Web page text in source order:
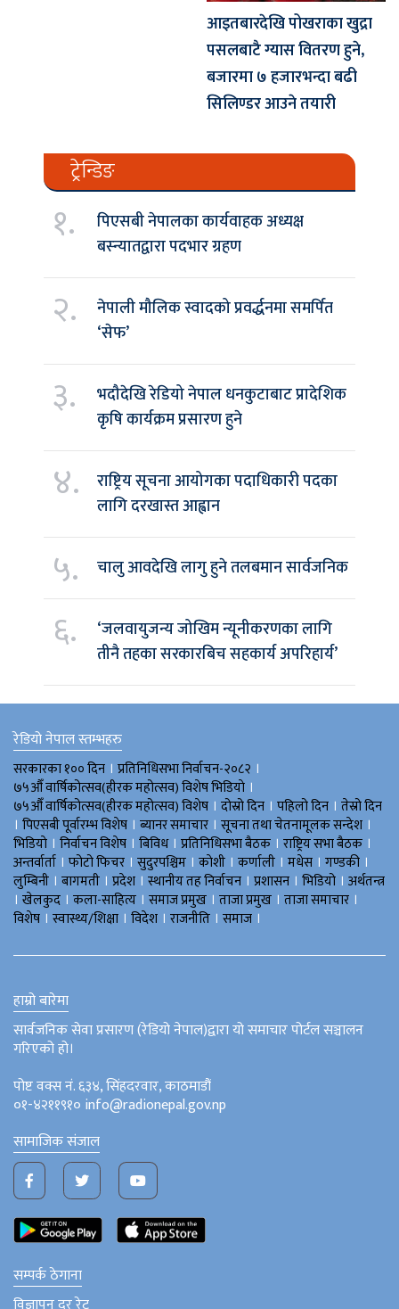
आइतबारदेखि पोखराका खुद्रा
पसलबाटै ग्यास वितरण हुने,
बजारमा ७ हजारभन्दा बढी
सिलिण्डर आउने तयारी
ट्रेन्डिङ
१.
पिएसबी नेपालका कार्यवाहक अध्यक्ष
बस्न्यातद्वारा पदभार ग्रहण
२.
नेपाली मौलिक स्वादको प्रवर्द्धनमा समर्पित
‘सेफ’
३.
भदौदेखि रेडियो नेपाल धनकुटाबाट प्रादेशिक
कृषि कार्यक्रम प्रसारण हुने
४.
राष्ट्रिय सूचना आयोगका पदाधिकारी पदका
लागि दरखास्त आह्वान
५. चालु आवदेखि लागु हुने तलबमान सार्वजनिक
६.
‘जलवायुजन्य जोखिम न्यूनीकरणका लागि
तीनै तहका सरकारबिच सहकार्य अपरिहार्य’
रेडियो नेपाल स्तम्भहरु
सरकारका १०० दिन । प्रतिनिधिसभा निर्वाचन-२०८२ ।
७५औँ वार्षिकोत्सव(हीरक महोत्सव) विशेष भिडियाे ।
७५औँ वार्षिकोत्सव(हीरक महोत्सव) विशेष । दोस्रो दिन । पहिलो दिन । तेस्रो दिन
। पिएसबी पूर्वारम्भ विशेष । ब्यानर समाचार । सूचना तथा चेतनामूलक सन्देश ।
भिडियाे । निर्वाचन विशेष । बिविध। प्रतिनिधिसभा बैठक । राष्ट्रिय सभा बैठक ।
अन्तर्वार्ता । फोटो फिचर । सुदुरपश्चिम । काेशी । कर्णाली । मधेस । गण्डकी ।
लुम्बिनी । बागमती । प्रदेश । स्थानीय तह निर्वाचन । प्रशासन । भिडियो । अर्थतन्त्र
। खेलकुद । कला-साहित्य । समाज प्रमुख । ताजा प्रमुख । ताजा समाचार ।
विशेष । स्वास्थ्य/शिक्षा । विदेश । राजनीति । समाज ।
हाम्रो बारेमा
सार्वजनिक सेवा प्रसारण (रेडियो नेपाल)द्वारा यो समाचार पोर्टल सञ्चालन
गरिएको हो।
पोष्ट वक्स नं. ६३४, सिंहदरवार, काठमाडौं
०१-४२११९१० info@radionepal.gov.np
सामाजिक संजाल
सम्पर्क ठेगाना